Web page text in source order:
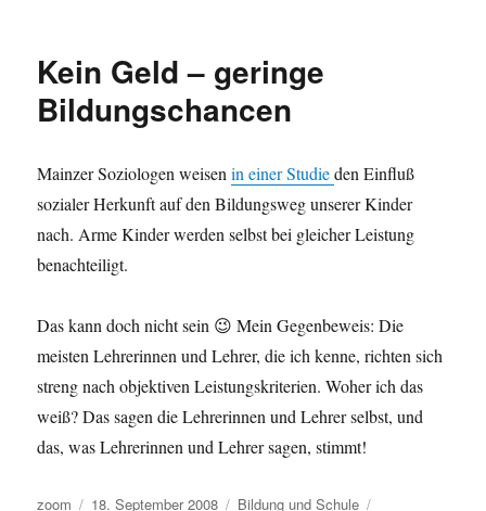
67
Davidstern
Kein Geld – geringe
Bildungschancen
Mainzer Soziologen weisenin einer Studieden Einfluß
sozialer Herkunft auf den Bildungsweg unserer Kinder
nach. Arme Kinder werden selbst bei gleicher Leistung
benachteiligt.
Das kann doch nicht sein 😉 Mein Gegenbeweis: Die
meisten Lehrerinnen und Lehrer, die ich kenne, richten sich
streng nach objektiven Leistungskriterien. Woher ich das
weiß? Das sagen die Lehrerinnen und Lehrer selbst, und
das, was Lehrerinnen und Lehrer sagen, stimmt!
Autor
zoom Veröffentlicht
18. September 2008 Kategorien
Bildung und Schule